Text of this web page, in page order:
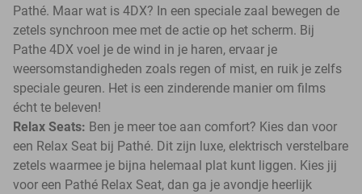
Pathé. Maar wat is 4DX? In een speciale zaal bewegen de
zetels synchroon mee met de actie op het scherm. Bij
Pathe 4DX voel je de wind in je haren, ervaar je
weersomstandigheden zoals regen of mist, en ruik je zelfs
speciale geuren. Het is een zinderende manier om films
écht te beleven!
Relax Seats: Ben je meer toe aan comfort? Kies dan voor
een Relax Seat bij Pathé. Dit zijn luxe, elektrisch verstelbare
zetels waarmee je bijna helemaal plat kunt liggen. Kies jij
voor een Pathé Relax Seat, dan ga je avondje heerlijk